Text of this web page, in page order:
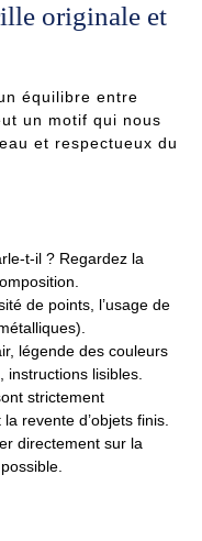
originale et
équilibre entre
un motif qui nous
et respectueux du
t-il ? Regardez la
de points, l’usage de
légende des couleurs
instructions lisibles.
strictement
revente d’objets finis.
directement sur la